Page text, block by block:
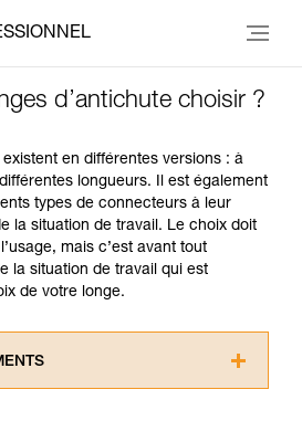
d’antichute choisir ?
en différentes versions : à
longueurs. Il est également
types de connecteurs à leur
la situation de travail. Le choix doit
mais c’est avant tout
la situation de travail qui est
de votre longe.